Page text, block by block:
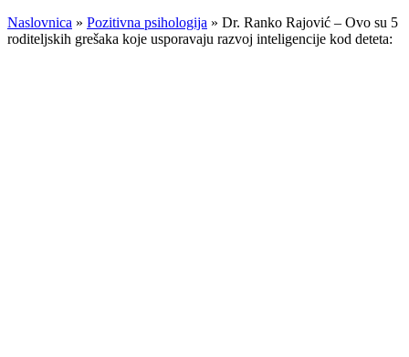
Naslovnica » Pozitivna psihologija » Dr. Ranko Rajović – Ovo su 5
roditeljskih grešaka koje usporavaju razvoj inteligencije kod deteta: